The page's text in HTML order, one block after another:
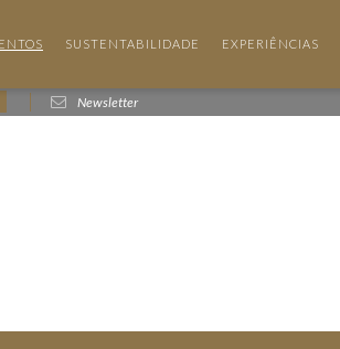
SUSTENTABILIDADE EXPERIÊNCIAS
Newsletter